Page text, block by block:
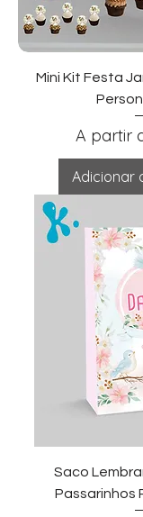
Mini Kit Festa
A partir
Preço
Adicionar
Saco
Passarinhos